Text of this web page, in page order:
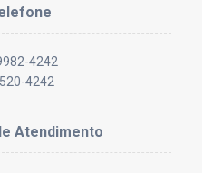
4242
4242
Atendimento